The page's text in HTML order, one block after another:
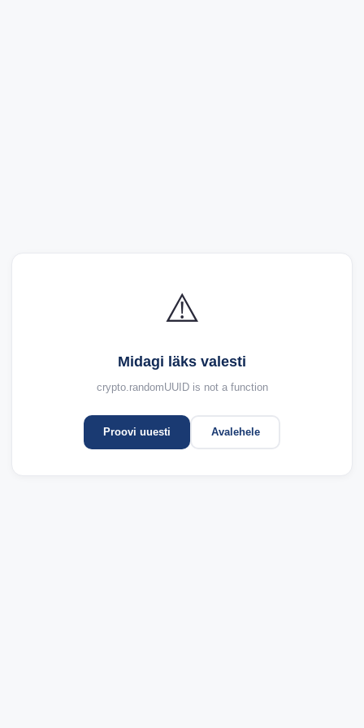
⚠️
Midagi läks valesti
crypto.randomUUID is not a function
Proovi uuesti Avalehele